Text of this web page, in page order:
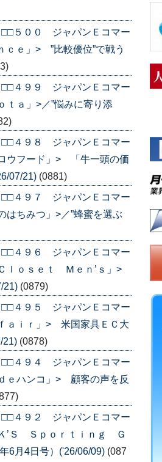
□□５００ ジャパンＥコマー
ｅ」> ”比較優位”で戦う
□□４９９ ジャパンＥコマー
ａ」>／”悩みに寄り添
□□４９８ ジャパンＥコマー
ウフード」> 「牛一頭の価
07/21) (0881)
□□４９７ ジャパンＥコマー
ちみつ」>／”蜂蜜を選ぶ
□□４９６ ジャパンＥコマー
ｌｏｓｅｔ Ｍｅｎ’ｓ」>
21) (0879)
□□４９５ ジャパンＥコマー
ａｉｒ」> 米国家具ＥＣ大
21) (0878)
□□４９４ ジャパンＥコマー
ｅハンコ」> 顧客の声を反
□□４９２ ジャパンＥコマー
’Ｓ Ｓｐｏｒｔｉｎｇ Ｇ
6月4日号）('26/06/09) (087